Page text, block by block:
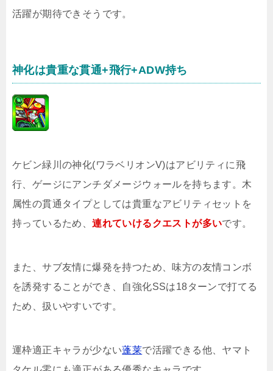
活躍が期待できそうです。
神化は貴重な貫通+飛行+ADW持ち
ケビン緑川の神化(ワラベリオンV)はアビリティに飛
行、ゲージにアンチダメージウォールを持ちます。木
属性の貫通タイプとしては貴重なアビリティセットを
持っているため、連れていけるクエストが多いです。
また、サブ友情に爆発を持つため、味方の友情コンボ
を誘発することができ、自強化SSは18ターンで打てる
ため、扱いやすいです。
運枠適正キャラが少ない蓬莱で活躍できる他、ヤマト